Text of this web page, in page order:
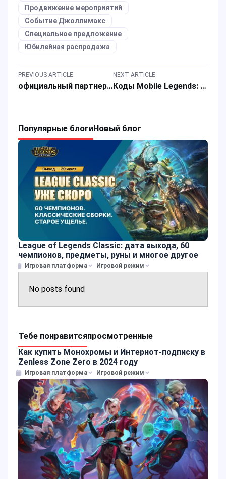
Продвижение мероприятий
Событие Джоллимакс
Специальное предложение
Юбилейная распродажа
PREVIOUS ARTICLE
официальный партнер MLBB JollyMax теперь в России. Присоединяйтесь, чтобы насладиться процессом пополнения игрового счета!
NEXT ARTICLE
Коды Mobile Legends: Bang Bang (август 2023): Получите бесплатные алмазы, бесплатные скины и другие награды
Популярные блогиНовый блог
League of Legends Classic: дата выхода, 60
чемпионов, предметы, руны и многое другое
Игровая платформа Игровой режим
No posts found
Тебе понравитсяпросмотренные
Как купить Монохромы и Интернот-подписку в
Zenless Zone Zero в 2024 году
Игровая платформа Игровой режим